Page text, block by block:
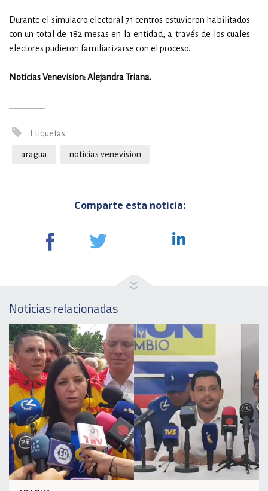
Durante el simulacro electoral 71 centros estuvieron habilitados
con un total de 182 mesas en la entidad, a través de los cuales
electores pudieron familiarizarse con el proceso.
Noticias Venevision: Alejandra Triana.
Etiquetas:
aragua noticias venevision
Comparte esta noticia:
Noticias relacionadas